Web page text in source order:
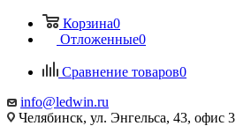
Корзина0
Отложенные0
Сравнение товаров0
info@ledwin.ru
Челябинск, ул. Энгельса, 43, офис 3